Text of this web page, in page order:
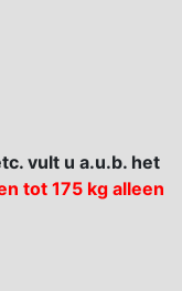
vult u a.u.b. het
tot 175 kg alleen